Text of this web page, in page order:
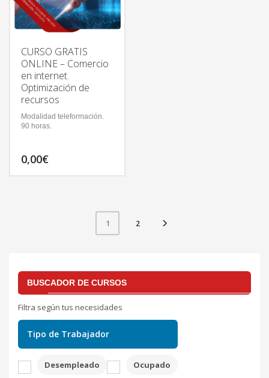
CURSO GRATIS
ONLINE – Comercio
en internet.
Optimización de
recursos
Modalidad teleformación.
90 horas.
0,00€
1 2
BUSCADOR DE CURSOS
Filtra según tus necesidades
Tipo de Trabajador
Desempleado Ocupado